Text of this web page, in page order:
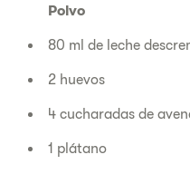
Polvo
80 ml de leche
2 huevos
4 cucharadas de
1 plátano